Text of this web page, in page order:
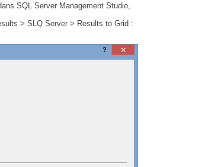
SQL Server Management Studio,
> SLQ Server > Results to Grid :